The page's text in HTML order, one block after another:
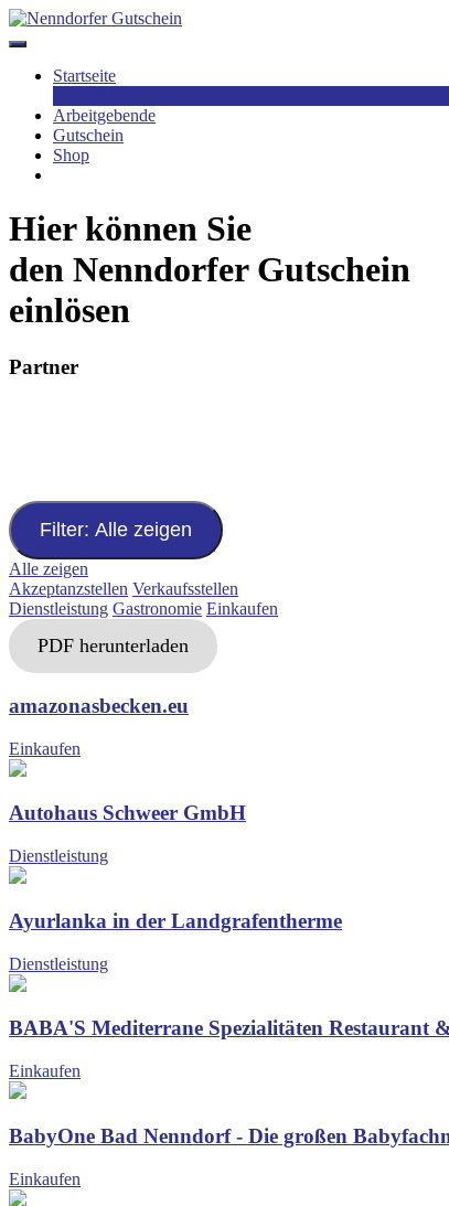
Skip
to
Startseite
Arbeitgebende
Gutschein
Shop
Hier können Sie
den Nenndorfer Gutschein
einlösen
Partner
Filter: Alle zeigen
Alle zeigen
Akzeptanzstellen Verkaufsstellen
Dienstleistung Gastronomie Einkaufen
PDF herunterladen
amazonasbecken.eu
Einkaufen
Autohaus Schweer GmbH
Dienstleistung
Ayurlanka in der Landgrafentherme
Dienstleistung
BABA'S Mediterrane Spezialitäten Restaurant
Einkaufen
BabyOne Bad Nenndorf - Die großen
Einkaufen